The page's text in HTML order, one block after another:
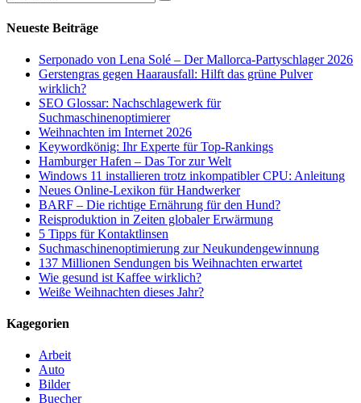
nach:
Suchen
Neueste Beiträge
Serponado von Lena Solé – Der Mallorca-Partyschlager 2026
Gerstengras gegen Haarausfall: Hilft das grüne Pulver
wirklich?
SEO Glossar: Nachschlagewerk für
Suchmaschinenoptimierer
Weihnachten im Internet 2026
Keywordkönig: Ihr Experte für Top-Rankings
Hamburger Hafen – Das Tor zur Welt
Windows 11 installieren trotz inkompatibler CPU: Anleitung
Neues Online-Lexikon für Handwerker
BARF – Die richtige Ernährung für den Hund?
Reisproduktion in Zeiten globaler Erwärmung
5 Tipps für Kontaktlinsen
Suchmaschinenoptimierung zur Neukundengewinnung
137 Millionen Sendungen bis Weihnachten erwartet
Wie gesund ist Kaffee wirklich?
Weiße Weihnachten dieses Jahr?
Kagegorien
Arbeit
Auto
Bilder
Buecher